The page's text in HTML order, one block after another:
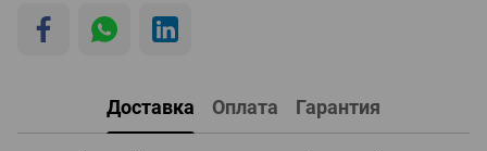
Доставка Оплата Гарантия